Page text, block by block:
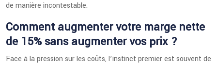
de manière incontestable.
Comment augmenter votre marge nette
de 15% sans augmenter vos prix ?
Face à la pression sur les coûts, l’instinct premier est souvent de